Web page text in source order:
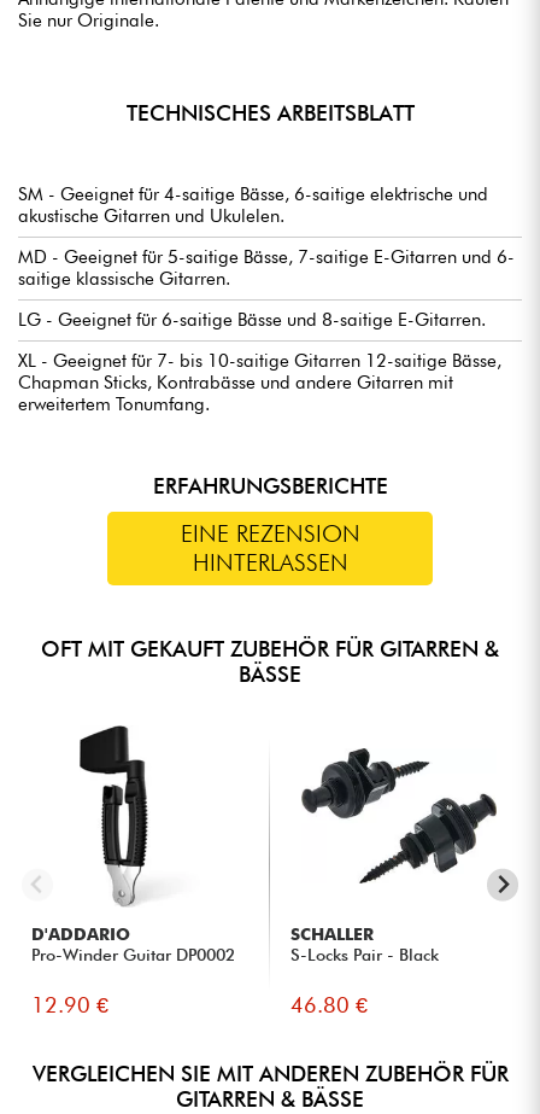
Sie nur Originale.
TECHNISCHES ARBEITSBLATT
SM - Geeignet für 4-saitige Bässe, 6-saitige elektrische und
akustische Gitarren und Ukulelen.
MD - Geeignet für 5-saitige Bässe, 7-saitige E-Gitarren und 6-
saitige klassische Gitarren.
LG - Geeignet für 6-saitige Bässe und 8-saitige E-Gitarren.
XL - Geeignet für 7- bis 10-saitige Gitarren 12-saitige Bässe,
Chapman Sticks, Kontrabässe und andere Gitarren mit
erweitertem Tonumfang.
ERFAHRUNGSBERICHTE
EINE REZENSION
HINTERLASSEN
OFT MIT GEKAUFT ZUBEHÖR FÜR GITARREN &
BÄSSE
D'ADDARIO
Pro-Winder Guitar DP0002
12.90 €
SCHALLER
S-Locks Pair - Black
46.80 €
VERGLEICHEN SIE MIT ANDEREN ZUBEHÖR FÜR
GITARREN & BÄSSE